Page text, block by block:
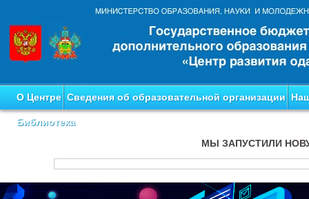
О Центре Сведения об образовательной организации
Библиотека
МЫ ЗАПУСТИЛИ